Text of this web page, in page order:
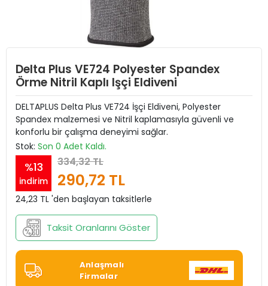
Delta Plus VE724 Polyester Spandex
Örme Nitril Kaplı Işçi Eldiveni
DELTAPLUS Delta Plus VE724 İşçi Eldiveni, Polyester
Spandex malzemesi ve Nitril kaplamasıyla güvenli ve
konforlu bir çalışma deneyimi sağlar.
Stok: Son 0 Adet Kaldı.
%13
indirim
334,32 TL
290,72 TL
24,23 TL 'den başlayan taksitlerle
Taksit Oranlarını Göster
Anlaşmalı
Firmalar